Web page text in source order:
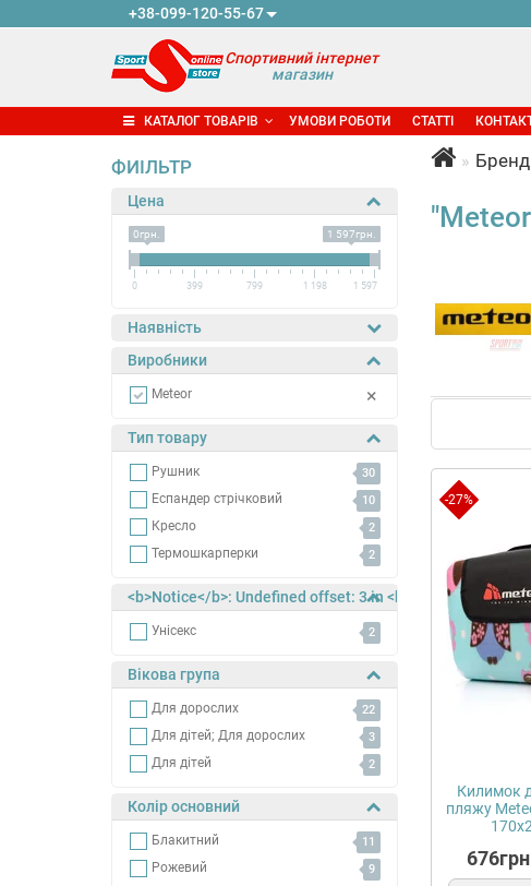
+38-099-120-55-67
Спортивний інтернет
магазин
КАТАЛОГ ТОВАРІВ УМОВИ РОБОТИ СТАТТІ
ФИІЛЬТР
Цена
0грн. 1 597грн.
0 399 799 1 198 1 597
Наявність
Виробники
Meteor ×
Тип товару
Рушник 30
Еспандер стрічковий 10
Кресло 2
Термошкарперки 2
<b>Notice</b>: Undefined offset: 3 in <b>/home/
Унісекс 2
Вікова група
Для дорослих 22
Для дітей; Для дорослих 3
Для дітей 2
Колір основний
Блакитний 11
Рожевий 9
Бренд
-27%
Килимок
пляжу